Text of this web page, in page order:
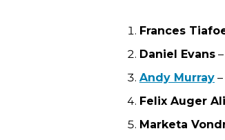
Frances
Daniel Evans
Andy Murray
Felix Auger
Marketa